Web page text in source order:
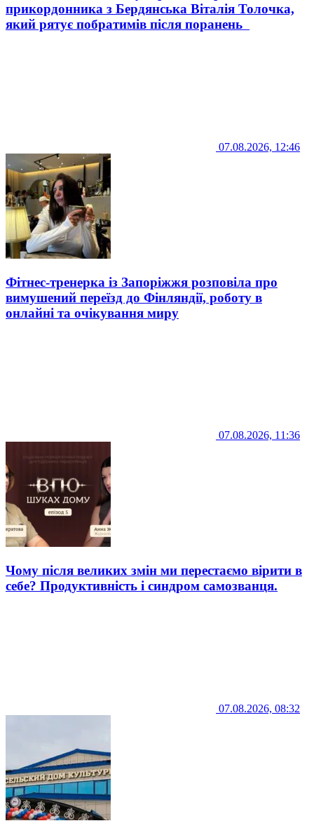
прикордонника з Бердянська Віталія Толочка,
який рятує побратимів після поранень
07.08.2026, 12:46
Фітнес-тренерка із Запоріжжя розповіла про
вимушений переїзд до Фінляндії, роботу в
онлайні та очікування миру
07.08.2026, 11:36
Чому після великих змін ми перестаємо вірити в
себе? Продуктивність і синдром самозванця.
07.08.2026, 08:32